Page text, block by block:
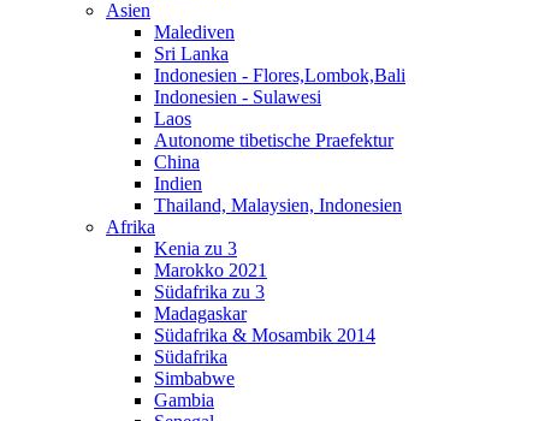
Asien
Malediven
Sri Lanka
Indonesien - Flores,Lombok,Bali
Indonesien - Sulawesi
Laos
Autonome tibetische Praefektur
China
Indien
Thailand, Malaysien, Indonesien
Afrika
Kenia zu 3
Marokko 2021
Südafrika zu 3
Madagaskar
Südafrika & Mosambik 2014
Südafrika
Simbabwe
Gambia